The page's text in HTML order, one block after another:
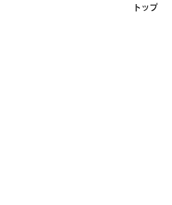
トップ